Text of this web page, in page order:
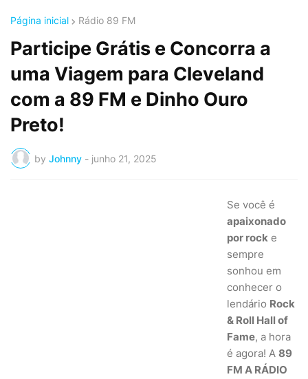
Página inicial Rádio 89 FM
Participe Grátis e Concorra a
uma Viagem para Cleveland
com a 89 FM e Dinho Ouro
Preto!
by Johnny - junho 21, 2025
Se você é
apaixonado
por rock e
sempre
sonhou em
conhecer o
lendário Rock
& Roll Hall of
Fame, a hora
é agora! A 89
FM A RÁDIO